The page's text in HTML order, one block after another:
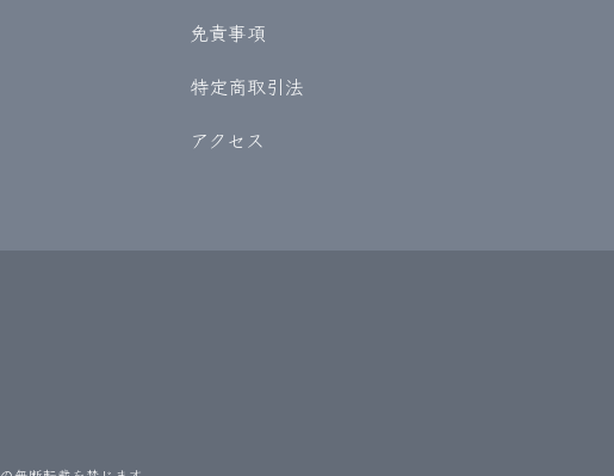
免責事項
特定商取引法
アクセス